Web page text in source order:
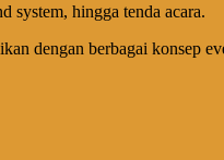
system, hingga tenda acara.
dengan berbagai konsep